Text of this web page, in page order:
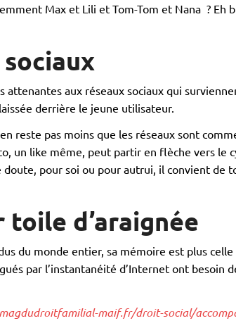
Max et Lili et Tom-Tom et Nana ? Eh
aux réseaux sociaux qui
derrière le jeune utilisateur.
reste pas moins que les réseaux sont
un like même, peut partir en flèche vers le
doute, pour soi ou pour autrui, il convient de
toile d’araignée
du monde entier, sa mémoire est plus
par l’instantanéité d’Internet ont besoin
maif.fr/droit-social/